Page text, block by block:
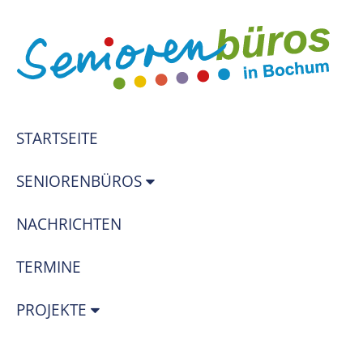
STARTSEITE
SENIORENBÜROS
NACHRICHTEN
TERMINE
PROJEKTE